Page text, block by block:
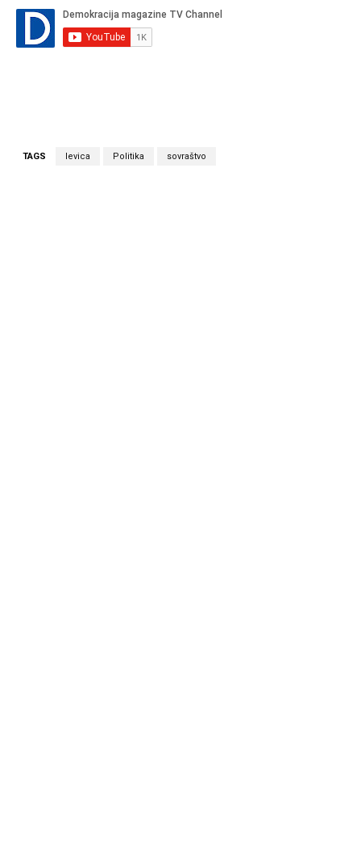
TAGS levica Politika sovraštvo